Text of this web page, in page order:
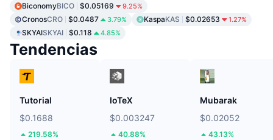
BiconomyBICO $0.05169 9.25%
CronosCRO $0.0487 3.79% KaspaKAS $0.02653 1.27%
SKYAISKYAI $0.118 4.85%
Tendencias
Tutorial
$0.1688
219.58%
IoTeX
$0.003247
40.88%
Mubarak
$0.02052
43.13%